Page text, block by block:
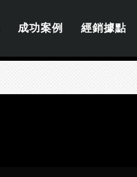
成功案例 經銷據點